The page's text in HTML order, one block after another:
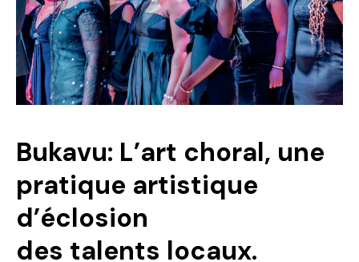
Politique
Technologies
Entreprenariat
Bukavu: L’art choral, une
pratique artistique
d’éclosion
des talents locaux.